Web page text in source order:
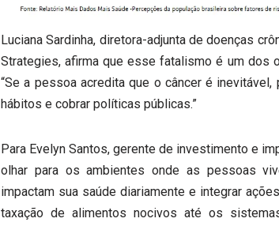
Luciana Sardinha, diretora-adjunta de doenças
Strategies, afirma que esse fatalismo é um dos
“Se a pessoa acredita que o câncer é
hábitos e cobrar políticas públicas.”
Para Evelyn Santos, gerente de investimento e
olhar para os ambientes onde as pessoas
impactam sua saúde diariamente e integrar
taxação de alimentos nocivos até os